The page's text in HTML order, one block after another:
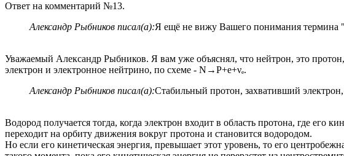
Ответ на комментарий №13.
Александр Рыбников писал(а):Я ещё не вижу Вашего понимания термина
Уважаемый Александр Рыбников. Я вам уже объяснял, что нейтрон, это
электрон и электронное нейтрино, по схеме - N→P+e+νₑ.
Александр Рыбников писал(а):Стабильный протон, захвативший
Водород получается тогда, когда электрон входит в область протона, где его
переходит на орбиту движения вокруг протона и становится водородом.
Но если его кинетическая энергия, превышает этот уровень, то его